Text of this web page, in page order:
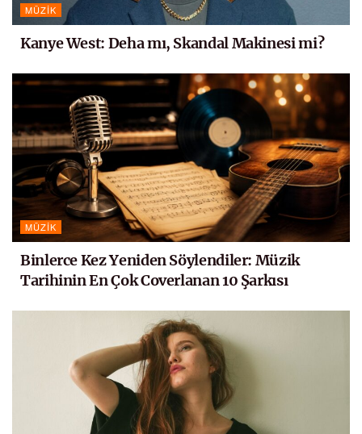
MÜZIK
Kanye West: Deha mı, Skandal Makinesi mi?
MÜZIK
Binlerce Kez Yeniden Söylendiler: Müzik
Tarihinin En Çok Coverlanan 10 Şarkısı